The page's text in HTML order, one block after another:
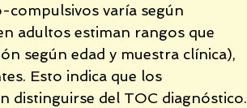
compulsivos varía según
adultos estiman rangos que
según edad y muestra clínica),
Esto indica que los
distinguirse del TOC diagnóstico.